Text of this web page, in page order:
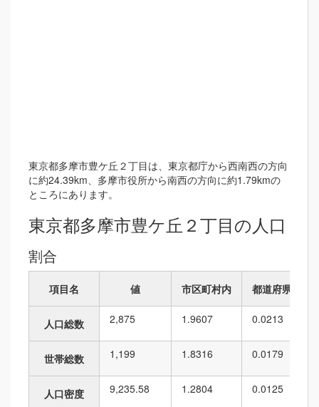
東京都多摩市豊ケ丘２丁目は、東京都庁から西南西の方向
に約24.39km、多摩市役所から南西の方向に約1.79kmの
ところにあります。
東京都多摩市豊ケ丘２丁目の人口
割合
項目名 値 市区町村内 都道府県内
人口総数 2,875 1.9607 0.0213
世帯総数 1,199 1.8316 0.0179
人口密度 9,235.58 1.2804 0.0125